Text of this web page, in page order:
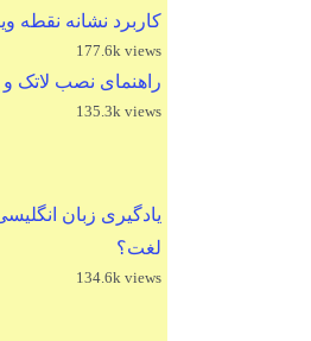
کاربرد نشانه نقطه
177.6k views
راهنمای نصب لاتک
135.3k views
یادگیری زبان
لغت؟
134.6k views